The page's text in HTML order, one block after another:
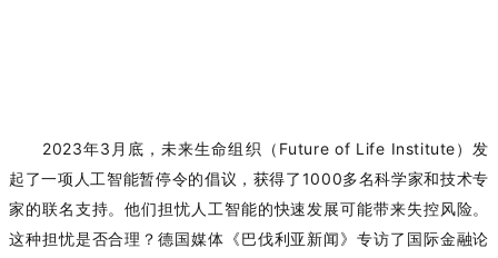
2023年3月底，未来生命组织（Future of Life Institute）发
起了一项人工智能暂停令的倡议，获得了1000多名科学家和技术专
家的联名支持。他们担忧人工智能的快速发展可能带来失控风险。
这种担忧是否合理？德国媒体《巴伐利亚新闻》专访了国际金融论